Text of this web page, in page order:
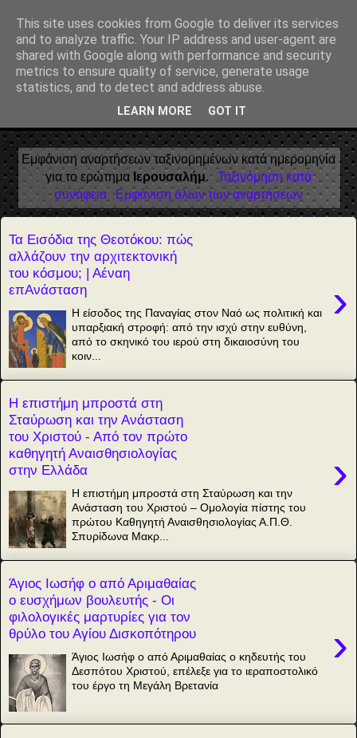
Αέναη επΑνάσταση
• Επιστήμη • Ψυχολογία • Λογοτεχνία • Τέχνες • Θεολογία •
Φιλοσοφία • Στοχασμοί... για τη μνήμη, τον άνθρωπο και το
Φως
Εμφάνιση αναρτήσεων ταξινομημένων κατά ημερομηνία
για το ερώτημαΙερουσαλήμ. Ταξινόμηση κατά
συνάφεια
Εμφάνιση όλων των αναρτήσεων
Τα Εισόδια της Θεοτόκου: πώς
αλλάζουν την αρχιτεκτονική
του κόσμου; | Αέναη
επΑνάσταση
›
Η είσοδος της Παναγίας στον Ναό ως πολιτική και
υπαρξιακή στροφή: από την ισχύ στην ευθύνη,
από το σκηνικό του ιερού στη δικαιοσύνη του
κοιν...
Η επιστήμη μπροστά στη
Σταύρωση και την Ανάσταση
του Χριστού - Από τον πρώτο
καθηγητή Αναισθησιολογίας
στην Ελλάδα
›
Η επιστήμη μπροστά στη Σταύρωση και την
Ανάσταση του Χριστού – Ομολογία πίστης του
πρώτου Καθηγητή Αναισθησιολογίας Α.Π.Θ.
Σπυρίδωνα Μακρ...
Άγιος Ιωσήφ ο από Αριμαθαίας
ο ευσχήμων βουλευτής - Οι
φιλολογικές μαρτυρίες για τον
θρύλο του Αγίου Δισκοπότηρου
›
Άγιος Ιωσήφ ο από Αριμαθαίας ο κηδευτής του
Δεσπότου Xριστού, επέλεξε για το ιεραποστολικό
του έργο τη Μεγάλη Βρετανία
This site uses cookies from Google to deliver its services
and to analyze traffic. Your IP address and user-agent are
shared with Google along with performance and security
metrics to ensure quality of service, generate usage
statistics, and to detect and address abuse.
LEARN MORE GOT IT